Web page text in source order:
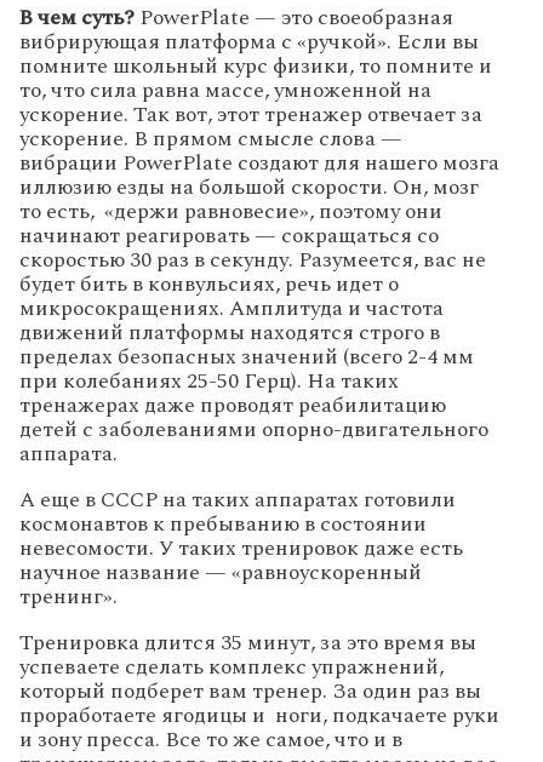
В чем суть?PowerPlate — это своеобразная
вибрирующая платформа с «ручкой». Если вы
помните школьный курс физики, то помните и
то, что сила равна массе, умноженной на
ускорение. Так вот, этот тренажер отвечает за
ускорение. В прямом смысле слова —
вибрации PowerPlate создают для нашего мозга
иллюзию езды на большой скорости. Он, мозг
то есть, «держи равновесие», поэтому они
начинают реагировать — сокращаться со
скоростью 30 раз в секунду. Разумеется, вас не
будет бить в конвульсиях, речь идет о
микросокращениях. Амплитуда и частота
движений платформы находятся строго в
пределах безопасных значений (всего 2-4 мм
при колебаниях 25-50 Герц). На таких
тренажерах даже проводят реабилитацию
детей с заболеваниями опорно-двигательного
аппарата.
А еще в СССР на таких аппаратах готовили
космонавтов к пребыванию в состоянии
невесомости. У таких тренировок даже есть
научное название — «равноускоренный
тренинг».
Тренировка длится 35 минут, за это время вы
успеваете сделать комплекс упражнений,
который подберет вам тренер. За один раз вы
проработаете ягодицы и ноги, подкачаете руки
и зону пресса. Все то же самое, что и в